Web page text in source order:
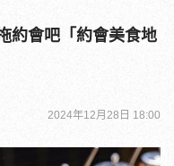
約會吧「約會美食地
2024年12月28日 18:00